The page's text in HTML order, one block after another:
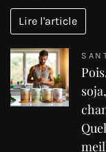
Lire l'article
soja,